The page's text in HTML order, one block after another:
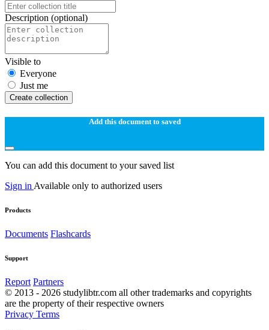
Description (optional)
Visible to
Everyone
Just me
Create collection
Add this document to saved
You can add this document to your saved list
Sign in Available only to authorized users
Products
Documents Flashcards
Support
Report Partners
© 2013 - 2026 studylibtr.com all other trademarks and copyrights
are the property of their respective owners
Privacy Terms